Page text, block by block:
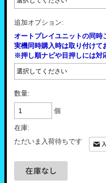
追加オプション:
オートプレイユニットの同時
実機同時購入時は取り付けて
※押し順ナビや目押しには対
数量:
個
在庫:
ただいま入荷待ちです